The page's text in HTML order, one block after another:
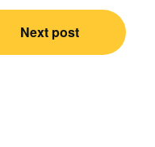
Next post